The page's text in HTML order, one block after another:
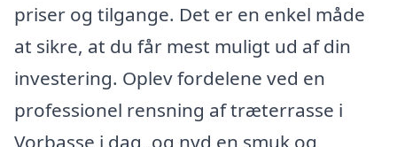
priser og tilgange. Det er en enkel måde
at sikre, at du får mest muligt ud af din
investering. Oplev fordelene ved en
professionel rensning af træterrasse i
Vorbasse i dag, og nyd en smuk og